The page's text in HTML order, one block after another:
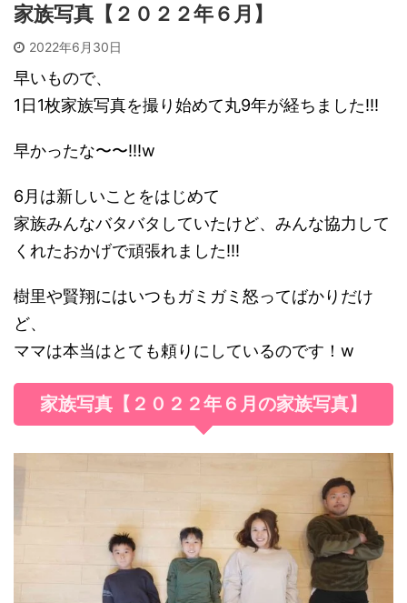
家族写真【２０２２年６月】
2022年6月30日
早いもので、
1日1枚家族写真を撮り始めて丸9年が経ちました!!!
早かったな〜〜!!!w
6月は新しいことをはじめて
家族みんなバタバタしていたけど、みんな協力して
くれたおかげで頑張れました!!!
樹里や賢翔にはいつもガミガミ怒ってばかりだけ
ど、
ママは本当はとても頼りにしているのです！w
家族写真【２０２２年６月の家族写真】